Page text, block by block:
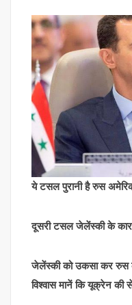
ये टसल पुरानी है रुस
दूसरी टसल जेलेंस्की के
जेलेंस्की को उकसा कर रुस
विश्वास मानें कि यूक्रेन की